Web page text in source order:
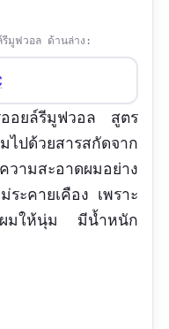
รีมูฟวอล ด้านล่าง:
อยล์รีมูฟวอล สูตร
ปด้วยสารสกัดจาก
ามสะอาดผมอย่าง
ะคายเคือง เพราะ
ผมให้นุ่ม มีน้ำหนัก